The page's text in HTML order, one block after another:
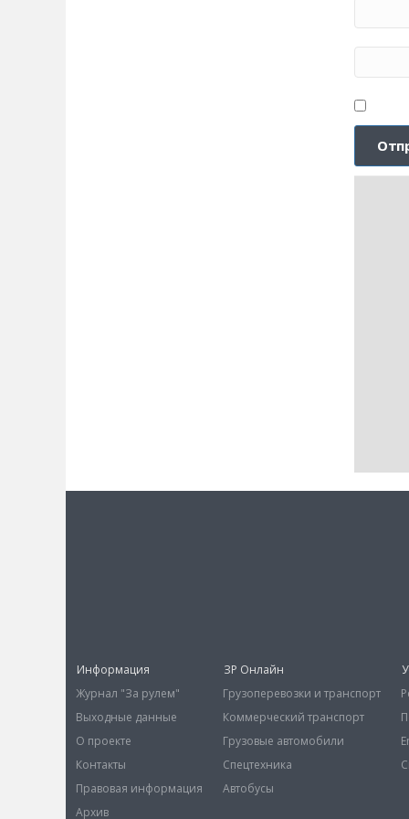
Информация
Журнал "За рулем"
Выходные данные
О проекте
Контакты
Правовая информация
Архив
ЗР Онлайн
Грузоперевозки и транспорт
Коммерческий транспорт
Грузовые автомобили
Спецтехника
Автобусы